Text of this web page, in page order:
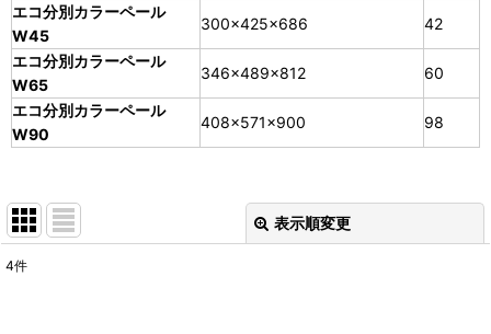
エコ分別カラーペール
W45
300×425×686
42
エコ分別カラーペール
W65
346×489×812
60
エコ分別カラーペール
W90
408×571×900 98
表示順変更
4件